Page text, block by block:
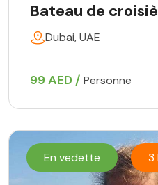
Bateau de
Dubai, UAE
99 AED / Personne
En vedette 3